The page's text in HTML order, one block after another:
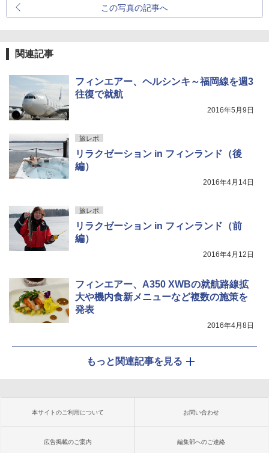
この写真の記事へ
関連記事
フィンエアー、ヘルシンキ～福岡線を週3
往復で就航
2016年5月9日
旅レポ
リラクゼーション in フィンランド（後
編）
2016年4月14日
旅レポ
リラクゼーション in フィンランド（前
編）
2016年4月12日
フィンエアー、A350 XWBの就航路線拡
大や機内食新メニューなど複数の施策を
発表
2016年4月8日
もっと関連記事を見る
本サイトのご利用について お問い合わせ
広告掲載のご案内 編集部へのご連絡